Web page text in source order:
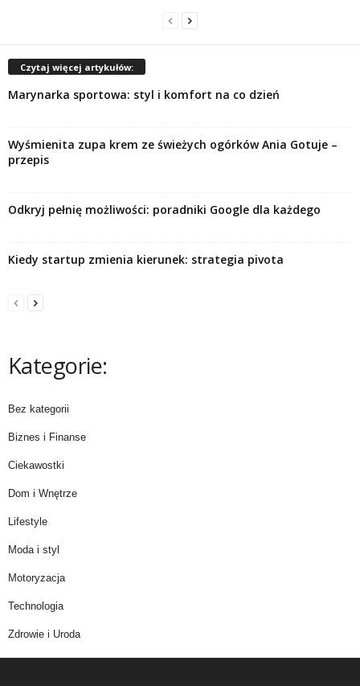
Czytaj więcej artykułów:
Marynarka sportowa: styl i komfort na co dzień
Wyśmienita zupa krem ze świeżych ogórków Ania Gotuje –
przepis
Odkryj pełnię możliwości: poradniki Google dla każdego
Kiedy startup zmienia kierunek: strategia pivota
Kategorie:
Bez kategorii
Biznes i Finanse
Ciekawostki
Dom i Wnętrze
Lifestyle
Moda i styl
Motoryzacja
Technologia
Zdrowie i Uroda